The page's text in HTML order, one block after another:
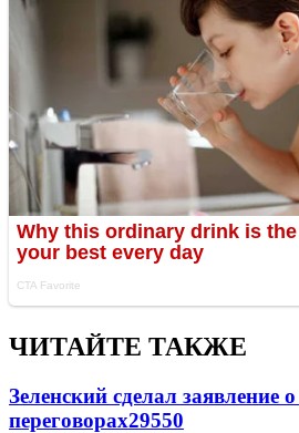
ЧИТАЙТЕ ТАКЖЕ
Зеленский сделал заявление
переговорах29550